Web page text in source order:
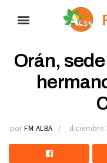
Orán,
por FM ALBA diciembre